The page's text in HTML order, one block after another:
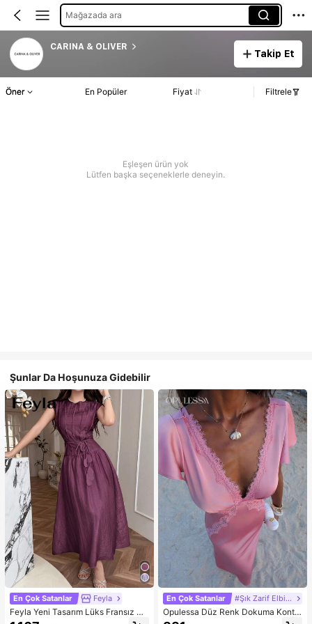
Mağazada ara
CARINA & OLIVER
Takip Et
Öner En Popüler Fiyat Filtrele
Eşleşen ürün yok
Lütfen başka seçeneklerle deneyin.
Şunlar Da Hoşunuza Gidebilir
En Çok Satanlar Feyla
Feyla Yeni Tasarım Lüks Fransız Şı
k Romantik Mor Tatil Elbisesi
En Çok Satanlar #Şık Zarif Elbise
Opulessa Düz Renk Dokuma Kontr
ast Dantel V Yaka Kadın Elbisesi, İlk